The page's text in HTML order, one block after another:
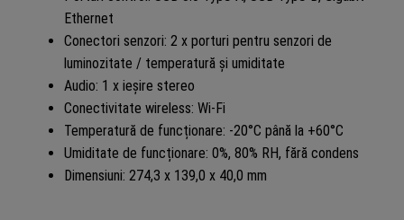
Ethernet
Conectori senzori: 2 x porturi pentru senzori de
luminozitate / temperatură și umiditate
Audio: 1 x ieșire stereo
Conectivitate wireless: Wi-Fi
Temperatură de funcționare: -20°C până la +60°C
Umiditate de funcționare: 0%, 80% RH, fără condens
Dimensiuni: 274,3 x 139,0 x 40,0 mm